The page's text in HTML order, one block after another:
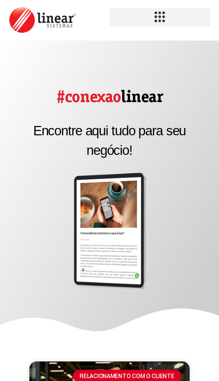
#conexaolinear
Encontre aqui tudo para seu
negócio!
RELACIONAMENTO COM O CLIENTE